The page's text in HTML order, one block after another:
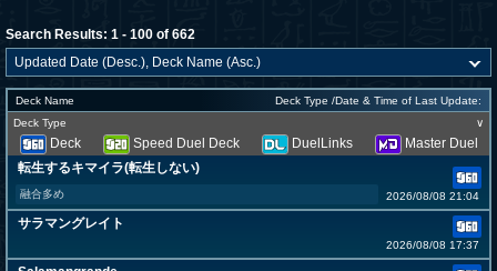
Search Results: 1 - 100 of 662
Deck Name
Deck Type /Date & Time of Last Update:
Deck Type
∨
Deck Speed Duel Deck DuelLinks
Master Duel
転生するキマイラ(転生しない)
融合多め 2026/08/08 21:04
サラマングレイト
2026/08/08 17:37